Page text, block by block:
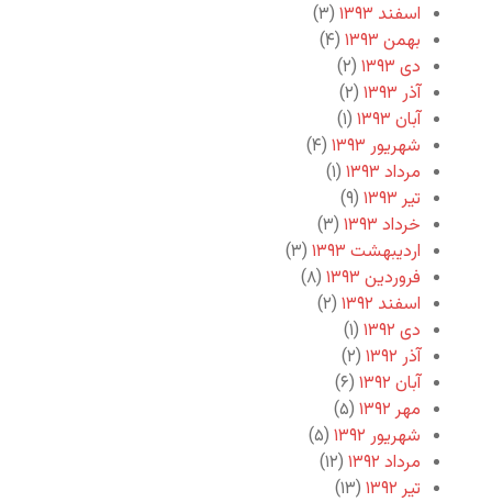
اسفند ۱۳۹۳
(۳)
بهمن ۱۳۹۳
(۴)
دی ۱۳۹۳
(۲)
آذر ۱۳۹۳
(۲)
آبان ۱۳۹۳
(۱)
شهریور ۱۳۹۳
(۴)
مرداد ۱۳۹۳
(۱)
تیر ۱۳۹۳
(۹)
خرداد ۱۳۹۳
(۳)
اردیبهشت ۱۳۹۳
(۳)
فروردین ۱۳۹۳
(۸)
اسفند ۱۳۹۲
(۲)
دی ۱۳۹۲
(۱)
آذر ۱۳۹۲
(۲)
آبان ۱۳۹۲
(۶)
مهر ۱۳۹۲
(۵)
شهریور ۱۳۹۲
(۵)
مرداد ۱۳۹۲
(۱۲)
تیر ۱۳۹۲
(۱۳)